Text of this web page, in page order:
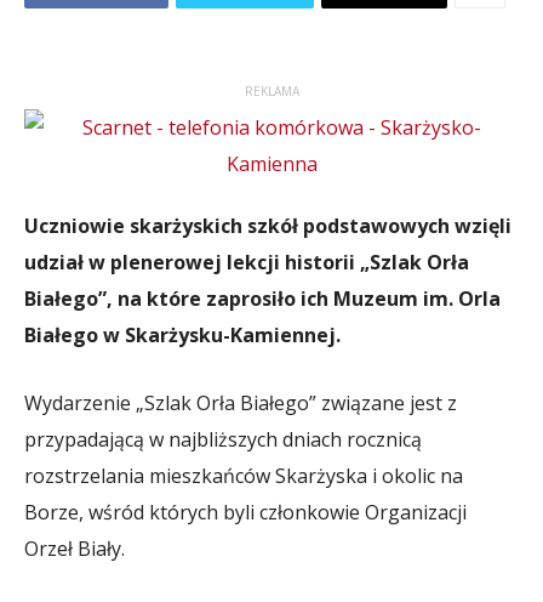
REKLAMA
Uczniowie skarżyskich szkół podstawowych wzięli
udział w plenerowej lekcji historii „Szlak Orła
Białego”, na które zaprosiło ich Muzeum im. Orla
Białego w Skarżysku-Kamiennej.
Wydarzenie „Szlak Orła Białego” związane jest z
przypadającą w najbliższych dniach rocznicą
rozstrzelania mieszkańców Skarżyska i okolic na
Borze, wśród których byli członkowie Organizacji
Orzeł Biały.